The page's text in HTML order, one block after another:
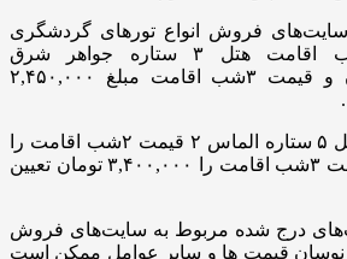
سایت‌های فروش انواع تورهای گردشگری
این هفته، برای ۲شب اقامت هتل ۳ ستاره جواهر شرق
مبلغ ۲,۲۰۰,۰۰۰ تومان و قیمت ۳شب اقامت مبلغ ۲,۴۵۰,۰۰۰
این درحالی است که هتل ۵ ستاره الماس ۲ قیمت ۲شب اقامت را
۳,۱۰۰,۰۰۰ تومان و قیمت ۳شب اقامت را ۳,۴۰۰,۰۰۰ تومان تعیین
درج شده مربوط به سایت‌های فروش
نوسان قیمت ها و سایر عوامل ممکن است